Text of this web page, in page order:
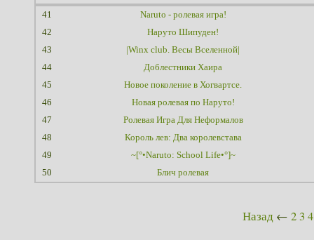
41
Naruto - ролевая игра!
42
Наруто Шипуден!
43
|Winx club. Весы Вселенной|
44
Доблестники Хаира
45
Новое поколение в Хогвартсе.
46
Новая ролевая по Наруто!
47
Ролевая Игра Для Неформалов
48
Король лев: Два королевстава
49
~[°•Naruto: School Life•°]~
50
Блич ролевая
Назад ← 2 3 4